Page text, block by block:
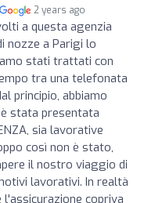
2 years ago
a questa agenzia
nozze a Parigi lo
stati trattati con
tra una telefonata
principio, abbiamo
stata presentata
sia lavorative
così non è stato,
il nostro viaggio di
lavorativi. In realtà
copriva